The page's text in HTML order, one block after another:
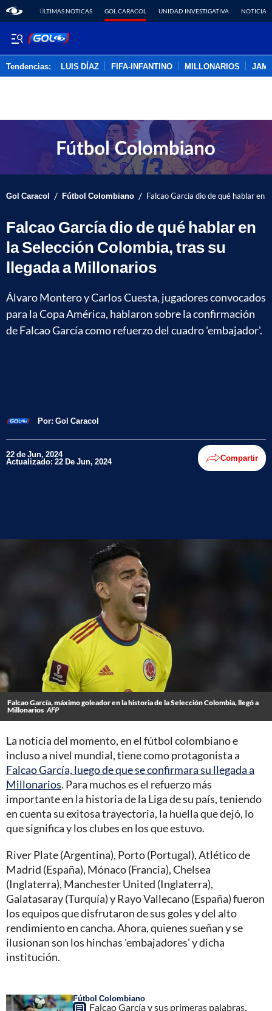
ÚLTIMAS NOTICAS GOL CARACOL UNIDAD INVESTIGATIVA NOTICIAS
Tendencias: LUIS DÍAZ FIFA-INFANTINO MILLONARIOS
Gol Caracol / Fútbol Colombiano / Falcao García dio de qué hablar en
Falcao García dio de qué hablar en
la Selección Colombia, tras su
llegada a Millonarios
Álvaro Montero y Carlos Cuesta, jugadores convocados
para la Copa América, hablaron sobre la confirmación
de Falcao García como refuerzo del cuadro 'embajador'.
Por: Gol Caracol
22 de Jun, 2024
Actualizado: 22 De Jun, 2024 Compartir
Falcao García, máximo goleador en la historia de la Selección Colombia, llegó a
Millonarios AFP
La noticia del momento, en el fútbol colombiano e
incluso a nivel mundial, tiene como protagonista a
Falcao García, luego de que se confirmara su llegada a
Millonarios. Para muchos es el refuerzo más
importante en la historia de la Liga de su país, teniendo
en cuenta su exitosa trayectoria, la huella que dejó, lo
que significa y los clubes en los que estuvo.
River Plate (Argentina), Porto (Portugal), Atlético de
Madrid (España), Mónaco (Francia), Chelsea
(Inglaterra), Manchester United (Inglaterra),
Galatasaray (Turquía) y Rayo Vallecano (España) fueron
los equipos que disfrutaron de sus goles y del alto
rendimiento en cancha. Ahora, quienes sueñan y se
ilusionan son los hinchas 'embajadores' y dicha
institución.
Fútbol Colombiano
Falcao García y sus primeras palabras,